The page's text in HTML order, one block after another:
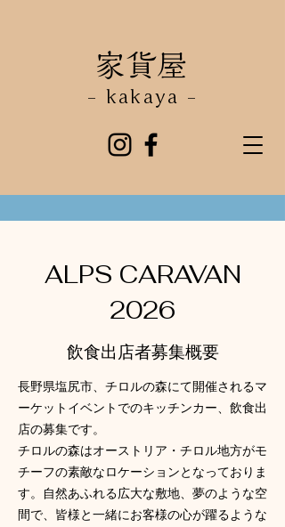
- kakaya -
​家貨屋
ALPS CARAVAN
2026
飲食出店者募集概要
長野県塩尻市、チロルの森にて開催されるマ
ーケットイベントでのキッチンカー、飲食出
店の募集です。
チロルの森はオーストリア・チロル地方がモ
チーフの素敵なロケーションとなっておりま
す。自然あふれる広大な敷地、夢のような空
間で、皆様と一緒にお客様の心が躍るような